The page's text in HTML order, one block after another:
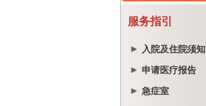
服务指引
入院及住院须知
申请医疗报告
急症室